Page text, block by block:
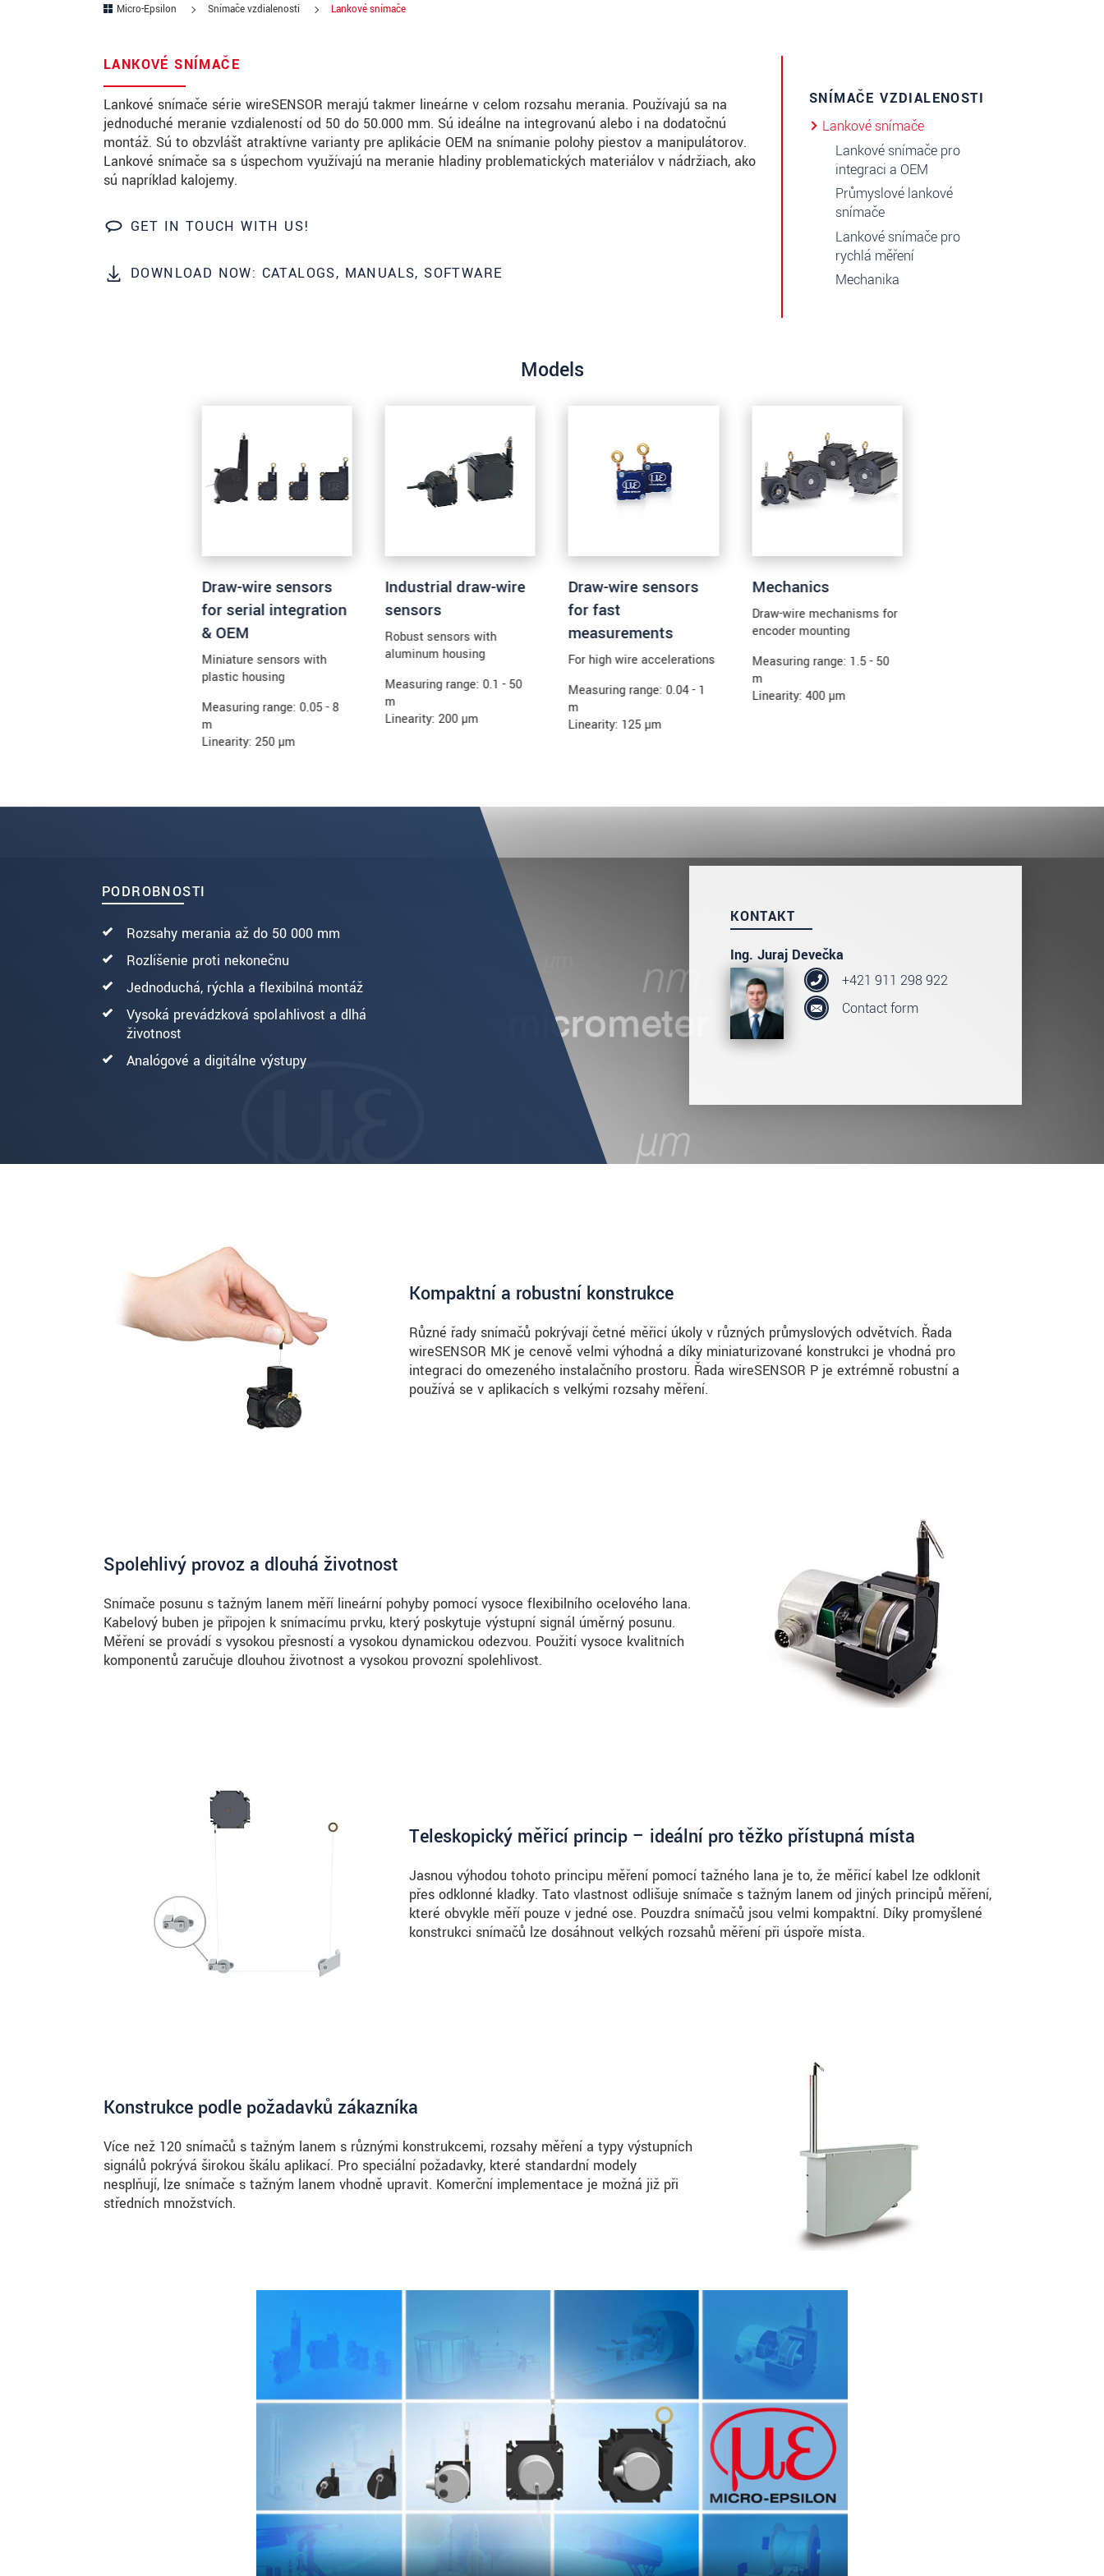
Micro-Epsilon Snímače vzdialenosti Lankové snímače
LANKOVÉ SNÍMAČE
Lankové snímače série wireSENSOR merajú takmer lineárne v celom rozsahu merania. Používajú sa na
jednoduché meranie vzdialeností od 50 do 50.000 mm. Sú ideálne na integrovanú alebo i na dodatočnú
montáž. Sú to obzvlášť atraktívne varianty pre aplikácie OEM na snímanie polohy piestov a manipulátorov.
Lankové snímače sa s úspechom využívajú na meranie hladiny problematických materiálov v nádržiach, ako
sú napríklad kalojemy.
GET IN TOUCH WITH US!
DOWNLOAD NOW: CATALOGS, MANUALS, SOFTWARE
SNÍMAČE VZDIALENOSTI
Lankové snímače
Lankové snímače pro
integraci a OEM
Průmyslové lankové
snímače
Lankové snímače pro
rychlá měření
Mechanika
Models
Draw-wire sensors
for serial integration
& OEM
Miniature sensors with
plastic housing
Measuring range: 0.05 - 8
m
Linearity: 250 µm
Industrial draw-wire
sensors
Robust sensors with
aluminum housing
Measuring range: 0.1 - 50
m
Linearity: 200 µm
Draw-wire sensors
for fast
measurements
For high wire accelerations
Measuring range: 0.04 - 1
m
Linearity: 125 µm
Mechanics
Draw-wire mechanisms for
encoder mounting
Measuring range: 1.5 - 50
m
Linearity: 400 µm
PODROBNOSTI
Rozsahy merania až do 50 000 mm
Rozlíšenie proti nekonečnu
Jednoduchá, rýchla a flexibilná montáž
Vysoká prevádzková spoľahlivosť a dlhá
životnosť
Analógové a digitálne výstupy
KONTAKT
Ing. Juraj Devečka
+421 911 298 922
Contact form
Mesto*
Krajina*
Telefon
E-Mail *
Vaša správa*
prohlášení o ochraně osobních údajů
Kompaktní a robustní konstrukce
Různé řady snímačů pokrývají četné měřicí úkoly v různých průmyslových odvětvích. Řada
wireSENSOR MK je cenově velmi výhodná a díky miniaturizované konstrukci je vhodná pro
integraci do omezeného instalačního prostoru. Řada wireSENSOR P je extrémně robustní a
používá se v aplikacích s velkými rozsahy měření.
Spolehlivý provoz a dlouhá životnost
Snímače posunu s tažným lanem měří lineární pohyby pomocí vysoce flexibilního ocelového lana.
Kabelový buben je připojen k snímacímu prvku, který poskytuje výstupní signál úměrný posunu.
Měření se provádí s vysokou přesností a vysokou dynamickou odezvou. Použití vysoce kvalitních
komponentů zaručuje dlouhou životnost a vysokou provozní spolehlivost.
Teleskopický měřicí princip – ideální pro těžko přístupná místa
Jasnou výhodou tohoto principu měření pomocí tažného lana je to, že měřicí kabel lze odklonit
přes odklonné kladky. Tato vlastnost odlišuje snímače s tažným lanem od jiných principů měření,
které obvykle měří pouze v jedné ose. Pouzdra snímačů jsou velmi kompaktní. Díky promyšlené
konstrukci snímačů lze dosáhnout velkých rozsahů měření při úspoře místa.
Konstrukce podle požadavků zákazníka
Více než 120 snímačů s tažným lanem s různými konstrukcemi, rozsahy měření a typy výstupních
signálů pokrývá širokou škálu aplikací. Pro speciální požadavky, které standardní modely
nesplňují, lze snímače s tažným lanem vhodně upravit. Komerční implementace je možná již při
středních množstvích.